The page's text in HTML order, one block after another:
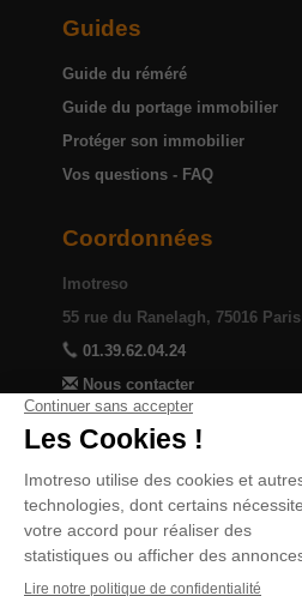
Guides
Guide du réméré
Guide du portage immobilier
Protéger son immobilier
Vos questions - FAQ
Coordonnées
Imotreso
55 rue du Ranelagh, 75016 Paris
01.39.62.04.24
Nous contacter
Devenir partenaire